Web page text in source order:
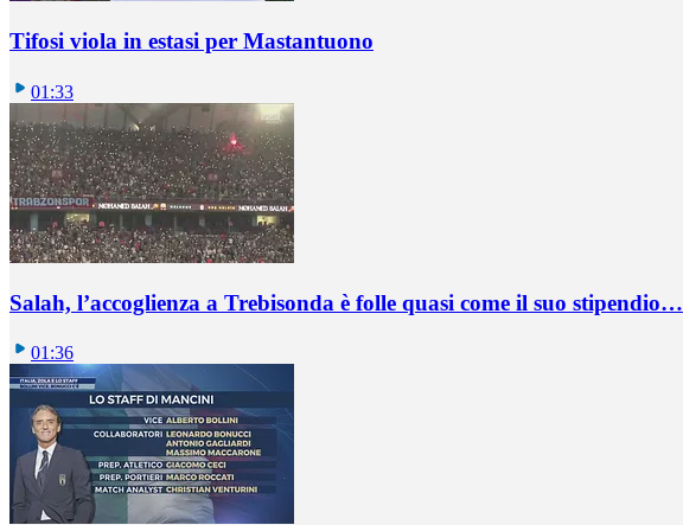
Tifosi viola in estasi per Mastantuono
01:33
Salah, l’accoglienza a Trebisonda è folle quasi come il suo stipendio…
01:36